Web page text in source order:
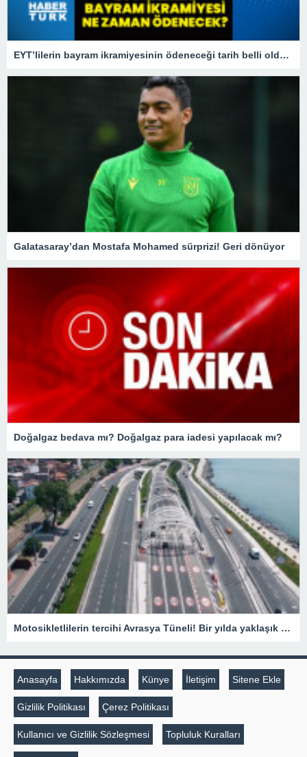
EYT’lilerin bayram ikramiyesinin ödeneceği tarih belli oldu! 2023 EYT bayram ikramiyesi ne zaman yatacak?
Galatasaray’dan Mostafa Mohamed sürprizi! Geri dönüyor
Doğalgaz bedava mı? Doğalgaz para iadesi yapılacak mı?
Motosikletlilerin tercihi Avrasya Tüneli! Bir yılda yaklaşık 385 bin motosiklet geçti
Anasayfa Hakkımızda Künye İletişim Sitene Ekle
Gizlilik Politikası Çerez Politikası
Kullanıcı ve Gizlilik Sözleşmesi Topluluk Kuralları